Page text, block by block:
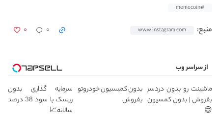
#memecoin
منبع: www.instagram.com ۰ ۰
از سراسر وب
ماشینت رو بدون دردسر
بفروش | بدون کمسیون
😍
بدون کمیسیون خودروتو
بفروش
سرمایه گذاری بدون
ریسک با سود 38 درصد
سالانه📈